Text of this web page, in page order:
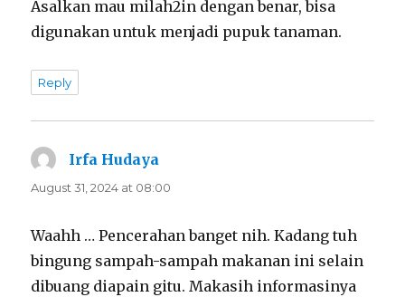
Asalkan mau milah2in dengan benar, bisa
digunakan untuk menjadi pupuk tanaman.
Reply
Irfa Hudaya
August 31, 2024 at 08:00
Waahh … Pencerahan banget nih. Kadang tuh
bingung sampah-sampah makanan ini selain
dibuang diapain gitu. Makasih informasinya